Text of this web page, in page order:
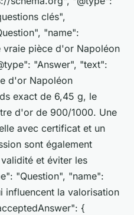
clés",
"name":
vraie pièce d'or Napoléon
"Answer", "text":
d'or Napoléon
exact de 6,45 g, le
d'or de 900/1000. Une
avec certificat et un
sont également
et éviter les
"Question", "name":
influencent la valorisation
{